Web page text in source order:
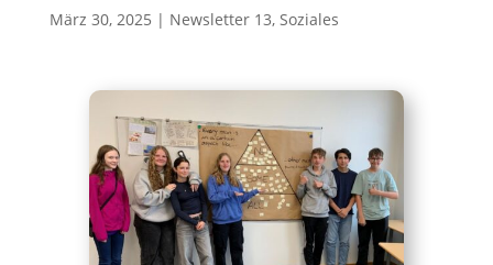
März 30, 2025 | Newsletter 13, Soziales